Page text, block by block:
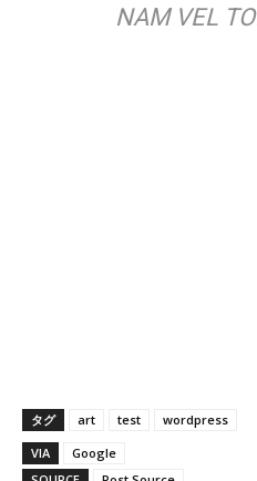
NAM VEL
タグ art test
wordpress
VIA
Google